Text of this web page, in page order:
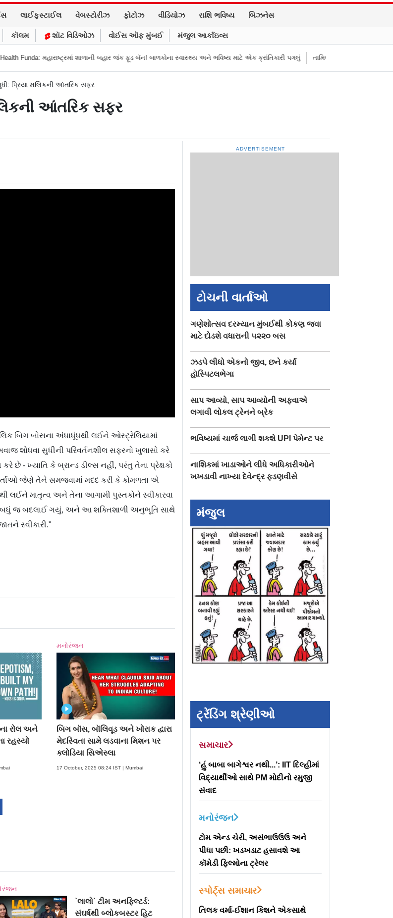
લાઈફસ્ટાઈલ વેબસ્ટોરીઝ ફોટોઝ વીડિયોઝ રાશિ ભવિષ્ય બિઝનેસ
કૉલમ શૉટ વિડિઓઝ વોઈસ ઑફ મુંબઈ મંજુલ આર્કાઇવ્સ
મહારાષ્ટ્રમાં શાળાની બહાર જંક ફૂડ બૅન! બાળકોના સ્વાસ્થ્ય અને ભવિષ્ય માટે એક ક્રાંતિકારી પગલું તામિલનાડુના મુખ્ય પ્રધાન વિજયની
પ્રિયા મલિકની આંતરિક સફર
આંતરિક સફર
બિગ બોસના અંધાધૂંધથી લઈને ઓસ્ટ્રેલિયામાં
અવાજ શોધવા સુધીની પરિવર્તનશીલ સફરનો ખુલાસો કરે
છે - ખ્યાતિ કે બ્રાન્ડ ડીલ્સ નહીં, પરંતુ તેના પ્રેક્ષકો
જેણે તેને સમજવામાં મદદ કરી કે કોમળતા એ
લઈને માતૃત્વ અને તેના આગામી પુસ્તકોને સ્વીકારવા
બધું જ બદલાઈ ગયું, અને આ શક્તિશાળી અનુભૂતિ સાથે
સ્વીકારી."
રોલ અને
રહસ્યો
મનોરંજન
બિગ બૉસ, બૉલિવૂડ અને ખોરાક દ્વારા
મેદસ્વિતા સામે લડવાના મિશન પર
ક્લોડિયા સિએસ્લા
17 October, 2025 08:24 IST | Mumbai
`લાલો` ટીમ અનફિલ્ટર્ડ:
સંઘર્ષથી બ્લોકબસ્ટર હિટ
ADVERTISEMENT
ટોચની વાર્તાઓ
ગણેશોત્સવ દરમ્યાન મુંબઈથી કોકણ જવા
માટે દોડશે વધારાની ૫૨૨૦ બસ
ઝડપે લીધો એકનો જીવ, છને કર્યા
હૉસ્પિટલભેગા
સાપ આવ્યો, સાપ આવ્યોની અફવાએ
લગાવી લોકલ ટ્રેનને બ્રેક
ભવિષ્યમાં ચાર્જ લાગી શકશે UPI પેમેન્ટ પર
નાશિકમાં ખાડાઓને લીધે અધિકારીઓને
ખખડાવી નાખ્યા દેવેન્દ્ર ફડણવીસે
મંજુલ
ટ્રેંડિંગ શ્રેણીઓ
સમાચાર
‘હું બાબા બાગેશ્વર નથી...’: IIT દિલ્હીમાં
વિદ્યાર્થીઓ સાથે PM મોદીનો રમુજી
સંવાદ
મનોરંજન
ટોમ એન્ડ ચેરી, અસંભાઉઉઉ અને
પીધા પછી: ખડખડાટ હસાવશે આ
કૉમેડી ફિલ્મોના ટ્રેલર
સ્પોર્ટ્સ સમાચાર
તિલક વર્મા-ઈશાન કિશને એકસાથે